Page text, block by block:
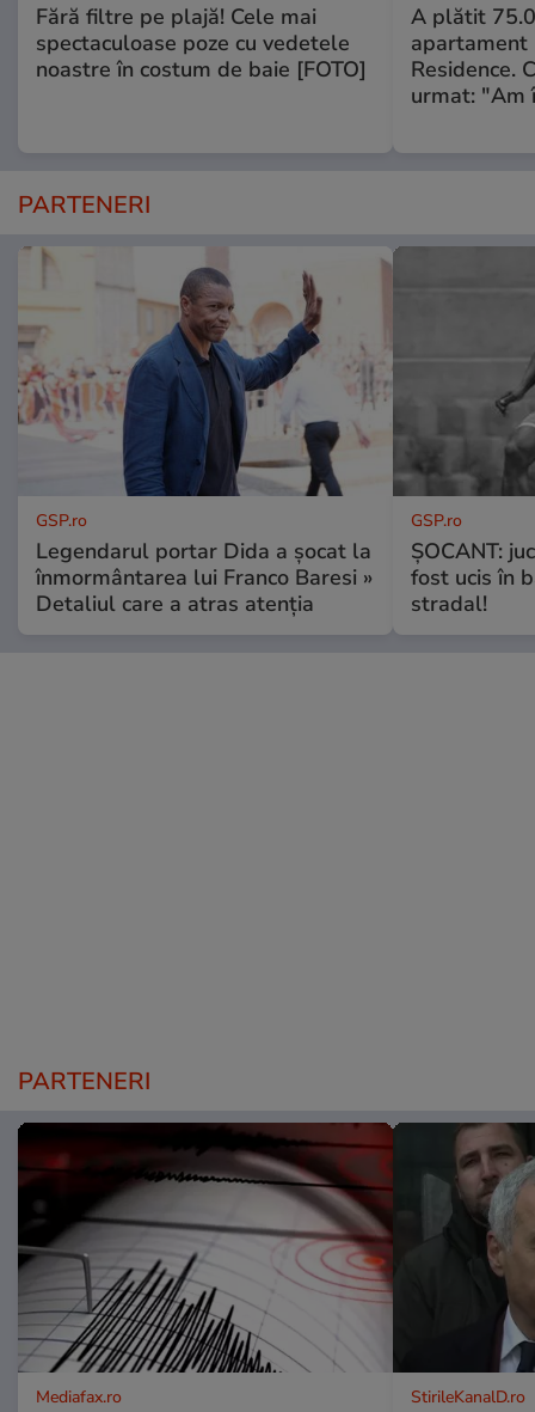
Fără filtre pe plajă! Cele mai
spectaculoase poze cu vedetele
noastre în costum de baie [FOTO]
A plătit
apartament
Residence.
urmat: "Am
PARTENERI
GSP.ro
Legendarul portar Dida a șocat la
înmormântarea lui Franco Baresi »
Detaliul care a atras atenția
GSP.ro
ȘOCANT:
fost ucis în
stradal!
PARTENERI
Mediafax.ro StirileKanalD.ro